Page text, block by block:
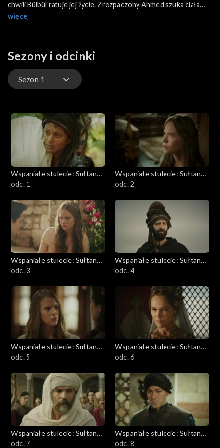
chwili Bülbül ratuje jej życie. Zrozpaczony Ahmed szuka ciała
ukochanej w zalanym krwią pałacu. Sułtanka Safiye trafia do
więcej
Sezony i odcinki
Sezon 1
Sezon 2
Wspaniałe stulecie: Sułtanka
Kösem
odc. 1
Wspaniałe stulecie: Sułtanka
Kösem
odc. 2
Wspaniałe stulecie: Sułtanka
Kösem
odc. 3
Wspaniałe stulecie: Sułtanka
Kösem
odc. 4
Wspaniałe stulecie: Sułtanka
Kösem
odc. 5
Wspaniałe stulecie: Sułtanka
Kösem
odc. 6
Wspaniałe stulecie: Sułtanka
Kösem
odc. 7
Wspaniałe stulecie: Sułtanka
Kösem
odc. 8